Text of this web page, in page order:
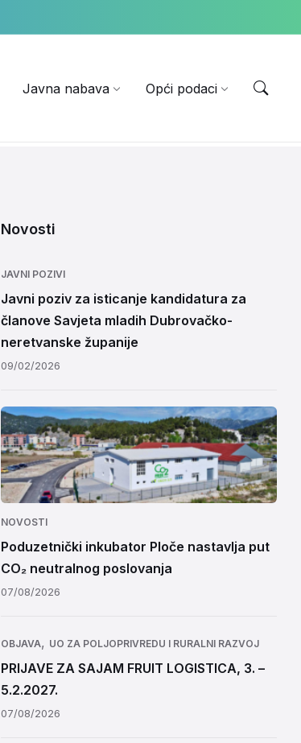
Javna nabava Opći podaci
Novosti
JAVNI POZIVI
Javni poziv za isticanje kandidatura za
članove Savjeta mladih Dubrovačko-
neretvanske županije
09/02/2026
NOVOSTI
Poduzetnički inkubator Ploče nastavlja put
CO₂ neutralnog poslovanja
07/08/2026
OBJAVA, UO ZA POLJOPRIVREDU I RURALNI RAZVOJ
PRIJAVE ZA SAJAM FRUIT LOGISTICA, 3. –
5.2.2027.
07/08/2026